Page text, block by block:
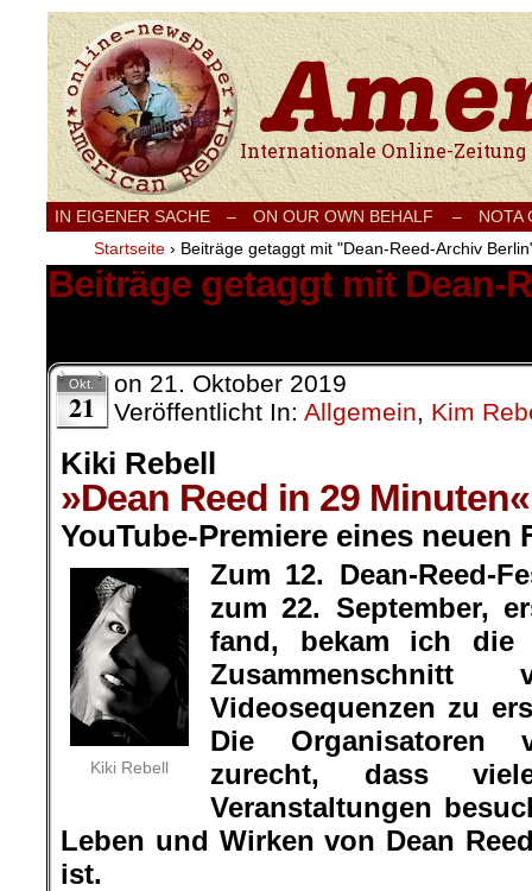
Internationale Onlinezeitung für Frieden,
IN EIGENER SACHE – ON OUR OWN BEHALF –
NOTA
Startseite › Beiträge getaggt mit "Dean-Reed-Archiv
Beiträge getaggt mit Dean-
Okt.
21
on 21. Oktober 2019
Veröffentlicht In: Allgemein, Kim
Kiki Rebell
»Dean Reed in 29 Minuten«
YouTube-Premiere eines neuen
Kiki Rebell
Zum 12. Dean-Reed-
zum 22. September,
fand, bekam ich die
Videosequenzen zu
Die Organisatoren
zurecht, dass
Veranstaltungen
Leben und Wirken von Dean
ist.